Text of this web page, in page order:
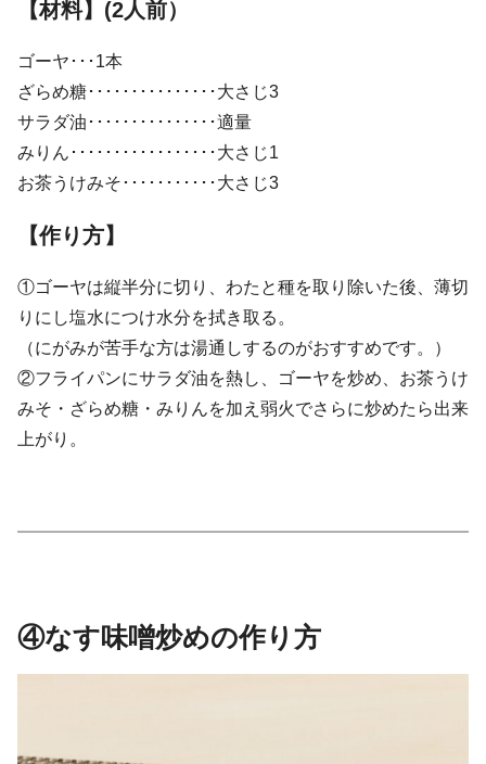
【材料】 (2人前）
ゴーヤ･･･1本
ざらめ糖･･･････････････大さじ3
サラダ油･･･････････････適量
みりん･････････････････大さじ1
お茶うけみそ･･･････････大さじ3
【作り方】
①ゴーヤは縦半分に切り、わたと種を取り除いた後、薄切
りにし塩水につけ水分を拭き取る。
（にがみが苦手な方は湯通しするのがおすすめです。）
②フライパンにサラダ油を熱し、ゴーヤを炒め、お茶うけ
みそ・ざらめ糖・みりんを加え弱火でさらに炒めたら出来
上がり。
④なす味噌炒めの作り方